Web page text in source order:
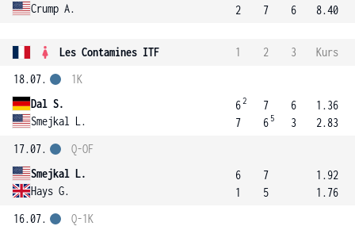
Crump A.
2
7
6
8.40
Les Contamines ITF 1 2 3
Kurs
18.07.
Dal S.
Smejkal L.
1K
62
7
7
6 5
6
3
1.36
2.83
17.07.
Smejkal L.
Hays G.
Q-OF
6
1
7
5
1.92
1.76
16.07.
Q-1K